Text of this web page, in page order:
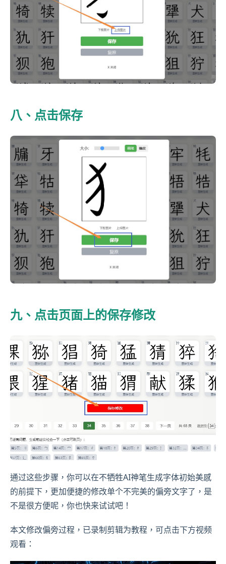
八、点击保存
九、点击页面上的保存修改
通过这些步骤，你可以在不牺牲AI神笔生成字体初始美感
的前提下，更加便捷的修改单个不完美的偏旁文字了，是
不是很方便呢，你也快来试试吧！
本文修改偏旁过程，已录制剪辑为教程，可点击下方视频
观看：